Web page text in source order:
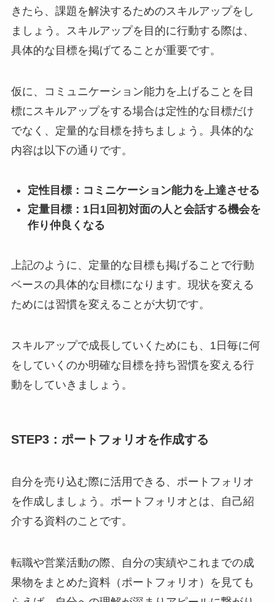
きたら、課題を解決するためのスキルアップをし
ましょう。スキルアップを目的に行動する際は、
具体的な目標を掲げてることが重要です。
仮に、コミュニケーション能力を上げることを目
標にスキルアップをする場合は定性的な目標だけ
でなく、定量的な目標を持ちましょう。具体的な
内容は以下の通りです。
定性目標：コミニケーション能力を上達させる
定量目標：1日1回初対面の人と会話する機会を
作り仲良くなる
上記のように、定量的な目標も掲げることで行動
ベースの具体的な目標になります。現状を変える
ためには習慣を変えることが大切です。
スキルアップで成長していくためにも、1日毎に何
をしていくのか明確な目標を持ち習慣を変える行
動をしていきましょう。
STEP3：ポートフォリオを作成する
自分を売り込む際に活用できる、ポートフォリオ
を作成しましょう。ポートフォリオとは、自己紹
介する資料のことです。
転職や営業活動の際、自分の実績やこれまでの成
果物をまとめた資料（ポートフォリオ）を見ても